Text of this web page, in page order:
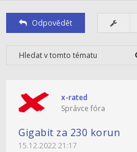
Odpovědět
x-rated
Správce fóra
Gigabit za 230 korun
15.12.2022 21:17